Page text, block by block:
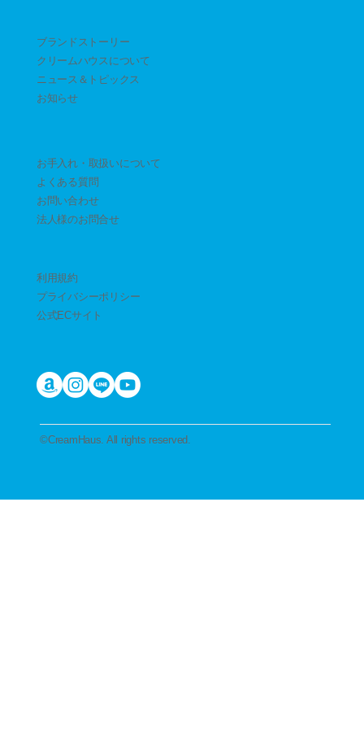
り外してください。 当て布を使用し、中温程度のアイロ
ンで軽く押さえるようにあててください。 一度に高温で
強くあてるのは避けてください。 インスタグラムや公式
写真では撮影時に折り目を処理した状態のものを使用して
​©︎CreamHaus. All rights reserved.
利用規約
プライバシーポリシー
公式ECサイト
ブランドストーリー
クリームハウスについて
ニュース＆トピックス
​お知らせ
お手入れ・取扱いについて
よくある質問
お問い合わせ
​法人様のお問合せ